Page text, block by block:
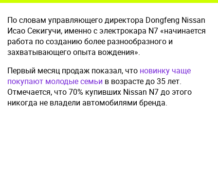
По словам управляющего директора Dongfeng Nissan
Исао Секигучи, именно с электрокара N7 «начинается
работа по созданию более разнообразного и
захватывающего опыта вождения».
Первый месяц продаж показал, что новинку чаще
покупают молодые семьи в возрасте до 35 лет.
Отмечается, что 70% купивших Nissan N7 до этого
никогда не владели автомобилями бренда.